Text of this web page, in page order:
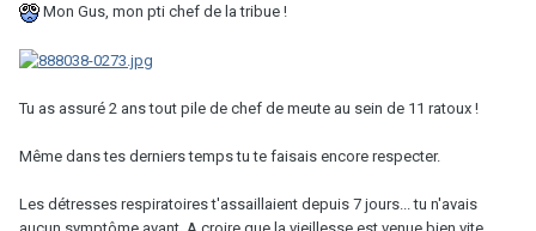
Mon Gus, mon pti chef de la tribue !
Tu as assuré 2 ans tout pile de chef de meute au sein de 11 ratoux !
Même dans tes derniers temps tu te faisais encore respecter.
Les détresses respiratoires t'assaillaient depuis 7 jours... tu n'avais